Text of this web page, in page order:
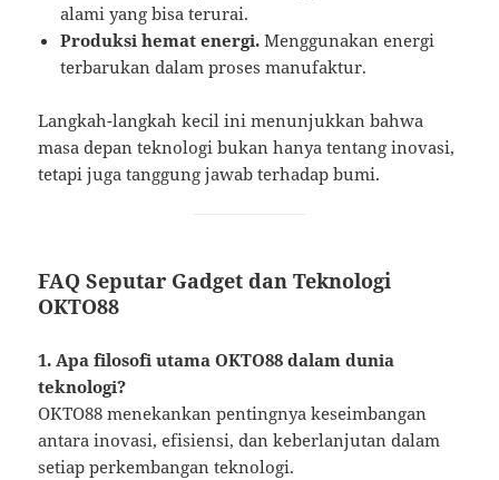
alami yang bisa terurai.
Produksi hemat energi. Menggunakan energi
terbarukan dalam proses manufaktur.
Langkah-langkah kecil ini menunjukkan bahwa
masa depan teknologi bukan hanya tentang inovasi,
tetapi juga tanggung jawab terhadap bumi.
FAQ Seputar Gadget dan Teknologi
OKTO88
1. Apa filosofi utama OKTO88 dalam dunia
teknologi?
OKTO88 menekankan pentingnya keseimbangan
antara inovasi, efisiensi, dan keberlanjutan dalam
setiap perkembangan teknologi.